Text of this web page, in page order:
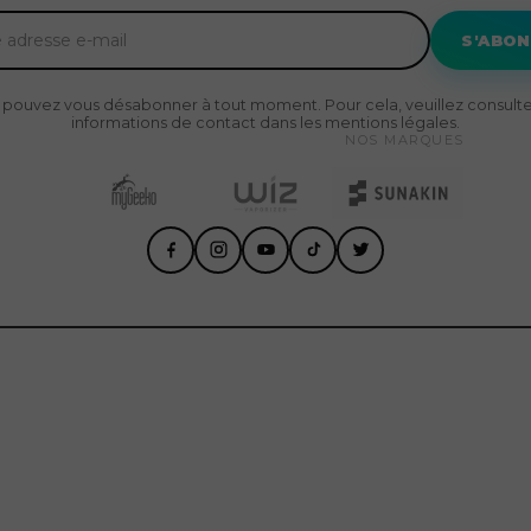
NOS MARQUES
pouvez vous désabonner à tout moment. Pour cela, veuillez
informations de contact dans les mentions légales.